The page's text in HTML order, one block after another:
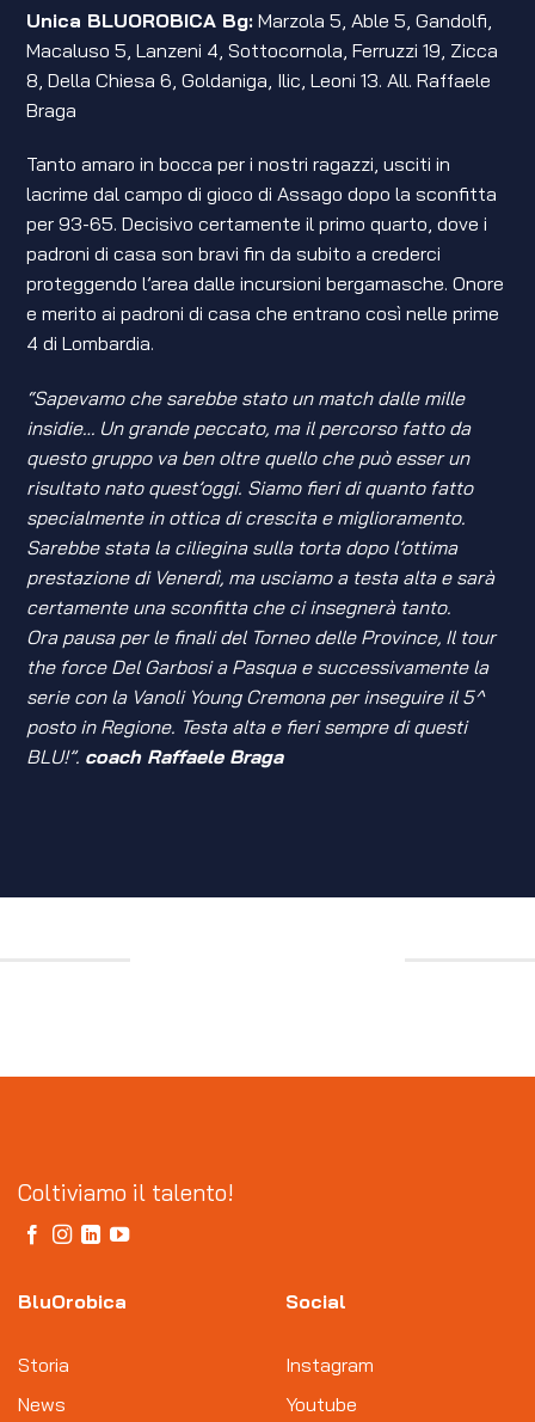
Unica BLUOROBICA Bg: Marzola 5, Able 5, Gandolfi,
Macaluso 5, Lanzeni 4, Sottocornola, Ferruzzi 19, Zicca
8, Della Chiesa 6, Goldaniga, Ilic, Leoni 13. All. Raffaele
Braga
Tanto amaro in bocca per i nostri ragazzi, usciti in
lacrime dal campo di gioco di Assago dopo la sconfitta
per 93-65. Decisivo certamente il primo quarto, dove i
padroni di casa son bravi fin da subito a crederci
proteggendo l’area dalle incursioni bergamasche. Onore
e merito ai padroni di casa che entrano così nelle prime
4 di Lombardia.
“Sapevamo che sarebbe stato un match dalle mille
insidie… Un grande peccato, ma il percorso fatto da
questo gruppo va ben oltre quello che può esser un
risultato nato quest’oggi. Siamo fieri di quanto fatto
specialmente in ottica di crescita e miglioramento.
Sarebbe stata la ciliegina sulla torta dopo l’ottima
prestazione di Venerdì, ma usciamo a testa alta e sarà
certamente una sconfitta che ci insegnerà tanto.
Ora pausa per le finali del Torneo delle Province, Il tour
the force Del Garbosi a Pasqua e successivamente la
serie con la Vanoli Young Cremona per inseguire il 5^
posto in Regione. Testa alta e fieri sempre di questi
BLU!”. coach Raffaele Braga
Coltiviamo il talento!
BluOrobica
Storia
News
Social
Instagram
Youtube